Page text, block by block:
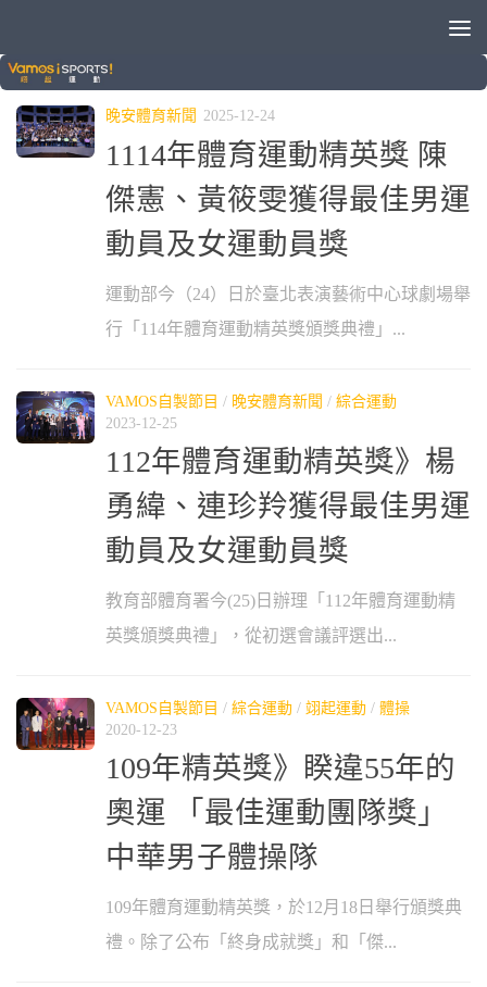
標籤：精英獎
晚安體育新聞 2025-12-24
1114年體育運動精英獎 陳
傑憲、黃筱雯獲得最佳男運
動員及女運動員獎
運動部今（24）日於臺北表演藝術中心球劇場舉
行「114年體育運動精英獎頒獎典禮」...
VAMOS自製節目 / 晚安體育新聞 / 綜合運動
2023-12-25
112年體育運動精英獎》楊
勇緯、連珍羚獲得最佳男運
動員及女運動員獎
教育部體育署今(25)日辦理「112年體育運動精
英獎頒獎典禮」，從初選會議評選出...
VAMOS自製節目 / 綜合運動 / 翊起運動 / 體操
2020-12-23
109年精英獎》睽違55年的
奧運 「最佳運動團隊獎」
中華男子體操隊
109年體育運動精英獎，於12月18日舉行頒獎典
禮。除了公布「終身成就獎」和「傑...